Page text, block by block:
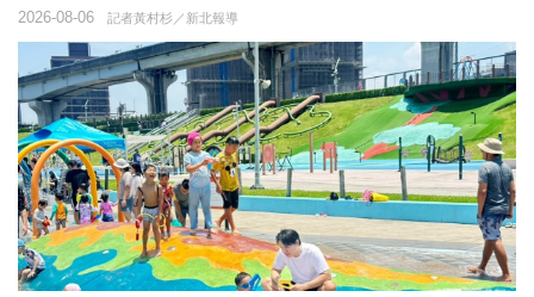
記者黃村杉／新北報導
2026-08-06